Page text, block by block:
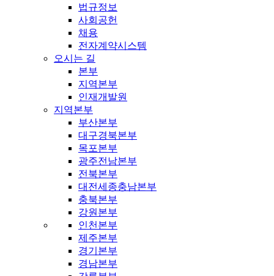
법규정보
사회공헌
채용
전자계약시스템
오시는 길
본부
지역본부
인재개발원
지역본부
부산본부
대구경북본부
목포본부
광주전남본부
전북본부
대전세종충남본부
충북본부
강원본부
인천본부
제주본부
경기본부
경남본부